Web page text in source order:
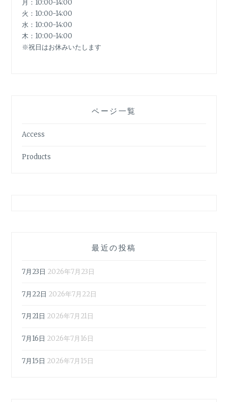
月：10:00-14:00
火：10:00-14:00
水：10:00-14:00
木：10:00-14:00
※祝日はお休みいたします
ページ一覧
Access
Products
最近の投稿
7月23日 2026年7月23日
7月22日 2026年7月22日
7月21日 2026年7月21日
7月16日 2026年7月16日
7月15日 2026年7月15日